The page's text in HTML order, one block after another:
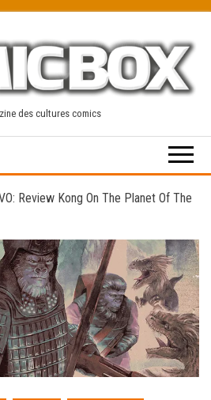
des cultures comics
Review Kong On The Planet Of The